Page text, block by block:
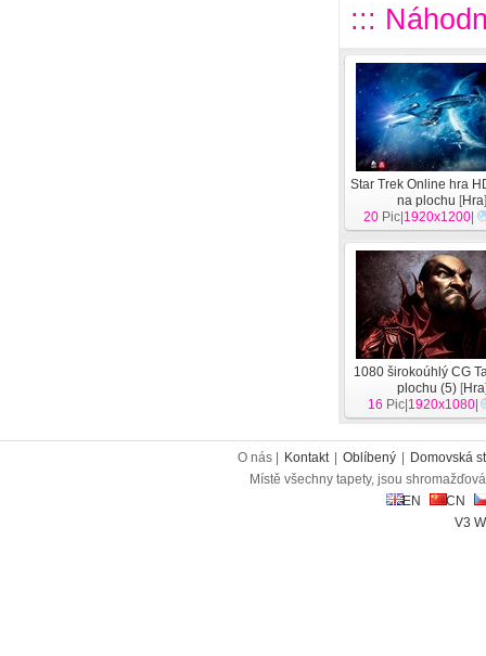
:::
Star Trek Online hra
na plochu [Hra
20 Pic| 1920x1200
1080 širokoúhlý CG
plochu (5) [Hra
16 Pic| 1920x1080
O nás | Kontakt Oblíbený
Domovská
Místě všechny tapety, jsou
EN
CN
V3